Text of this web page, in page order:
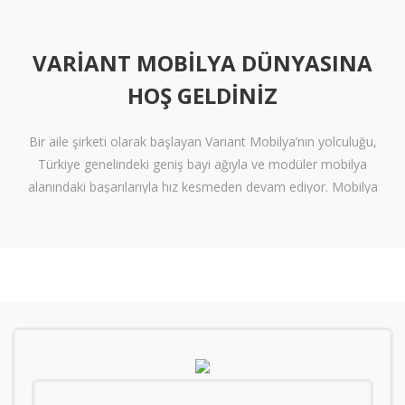
VARIANT MOBILYA DÜNYASINA
HOŞ GELDINIZ
Bir aile şirketi olarak başlayan Variant Mobilya’nın yolculuğu,
Türkiye genelindeki geniş bayi ağıyla ve modüler mobilya
alanındaki başarılarıyla hız kesmeden devam ediyor. Mobilya
tepelere çıkarıyoruz. Kanserojen içermeyen materyallerle üretilen